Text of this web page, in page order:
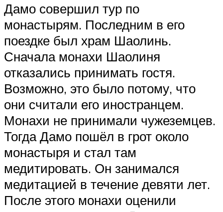
Дамо совершил тур по
монастырям. Последним в его
поездке был храм Шаолинь.
Сначала монахи Шаолиня
отказались принимать гостя.
Возможно, это было потому, что
они считали его иностранцем.
Монахи не принимали чужеземцев.
Тогда Дамо пошёл в грот около
монастыря и стал там
медитировать. Он занимался
медитацией в течение девяти лет.
После этого монахи оценили